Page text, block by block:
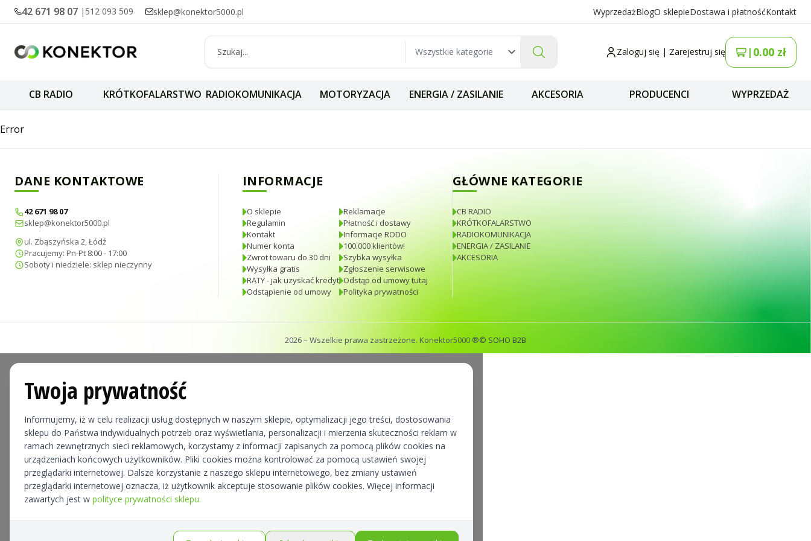
42 671 98 07 | 512 093 509 sklep@konektor5000.pl WyprzedażBlogO sklepieDostawa i płatnośćKontakt
Zaloguj się | Zarejestruj się | 0.00 zł
CB RADIO KRÓTKOFALARSTWO RADIOKOMUNIKACJA MOTORYZACJA ENERGIA / ZASILANIE AKCESORIA PRODUCENCI WYPRZEDAŻ
Stacja dokująca biurkowa do President Randy III,
Error
DANE KONTAKTOWE
42 671 98 07
sklep@konektor5000.pl
ul. Zbąszyńska 2, Łódź
Pracujemy: Pn-Pt 8:00 - 17:00
Soboty i niedziele: sklep nieczynny
INFORMACJE
O sklepie
Regulamin
Kontakt
Numer konta
Zwrot towaru do 30 dni
Wysyłka gratis
RATY - jak uzyskać kredyt
Odstąpienie od umowy
Reklamacje
Płatność i dostawy
Informacje RODO
100.000 klientów!
Szybka wysyłka
Zgłoszenie serwisowe
Odstąp od umowy tutaj
Polityka prywatności
GŁÓWNE KATEGORIE
CB RADIO
KRÓTKOFALARSTWO
RADIOKOMUNIKACJA
ENERGIA / ZASILANIE
AKCESORIA
2026– Wszelkie prawa zastrzeżone. Konektor5000 ®© SOHO B2B
Twoja prywatność
Informujemy, iż w celu realizacji usług dostępnych w naszym sklepie, optymalizacji jego treści, dostosowania
sklepu do Państwa indywidualnych potrzeb oraz wyświetlania, personalizacji i mierzenia skuteczności reklam w
ramach zewnętrznych sieci reklamowych, korzystamy z informacji zapisanych za pomocą plików cookies na
urządzeniach końcowych użytkowników. Pliki cookies można kontrolować za pomocą ustawień swojej
przeglądarki internetowej. Dalsze korzystanie z naszego sklepu internetowego, bez zmiany ustawień
przeglądarki internetowej oznacza, iż użytkownik akceptuje stosowanie plików cookies. Więcej informacji
zawartych jest w polityce prywatności sklepu.